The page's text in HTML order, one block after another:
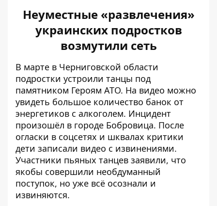
Неуместные «развлечения»
украинских подростков
возмутили сеть
В марте в Черниговской области
подростки устроили танцы под
памятником Героям АТО. На видео можно
увидеть большое количество банок от
энергетиков с алкоголем. Инцидент
произошёл в городе Бобровица. После
огласки в соцсетях и шквалах критики
дети записали видео с извинениями.
Участники пьяных танцев заявили, что
якобы совершили необдуманный
поступок, но уже всё осознали и
извиняются.